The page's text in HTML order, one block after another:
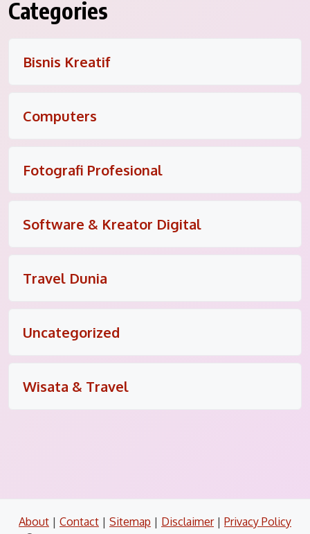
Categories
Bisnis Kreatif
Computers
Fotografi Profesional
Software & Kreator Digital
Travel Dunia
Uncategorized
Wisata & Travel
About | Contact | Sitemap | Disclaimer| Privacy Policy